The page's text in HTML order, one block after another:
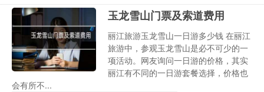
玉龙雪山门票及索道费用
丽江旅游玉龙雪山一日游多少钱 在丽江
旅游中，参观玉龙雪山是必不可少的一
项活动。网友询问一日游的价格，其实
丽江有不同的一日游套餐选择，价格也
会有所不...